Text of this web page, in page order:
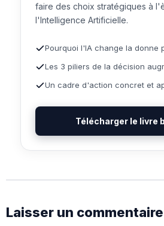
faire des choix stratégiques à
l'Intelligence Artificielle.
Pourquoi l'IA change la donne
Les 3 piliers de la décision
Un cadre d'action concret et
Télécharger le livre
Laisser un commentaire